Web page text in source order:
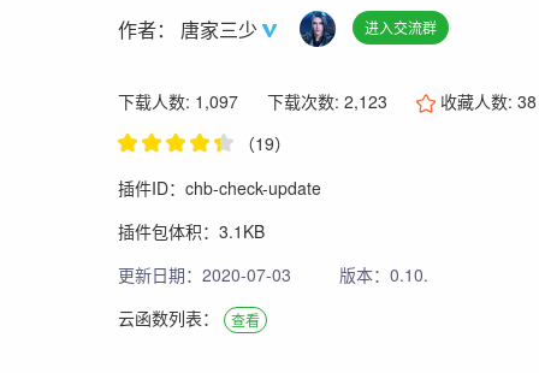
作者： 唐家三少 进入交流群
下载人数: 1,097 下载次数: 2,123 收藏人数:38
（19）
插件ID：chb-check-update
插件包体积：3.1KB
更新日期：2020-07-03
版本：0.10.
云函数列表： 查看